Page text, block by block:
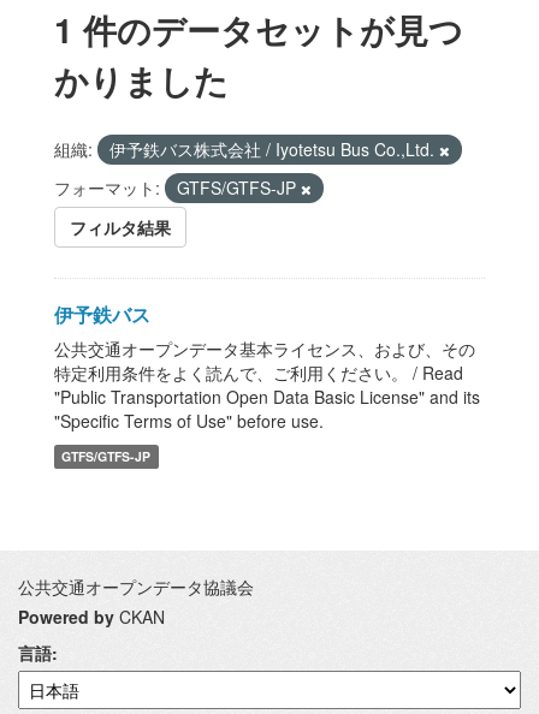
1 件のデータセットが見つ
かりました
組織:
伊予鉄バス株式会社 / Iyotetsu Bus Co.,Ltd.
フォーマット:
GTFS/GTFS-JP
フィルタ結果
伊予鉄バス
公共交通オープンデータ基本ライセンス、および、その
特定利用条件をよく読んで、ご利用ください。 / Read
"Public Transportation Open Data Basic License" and its
"Specific Terms of Use" before use.
GTFS/GTFS-JP
公共交通オープンデータ協議会
Powered by CKAN
言語